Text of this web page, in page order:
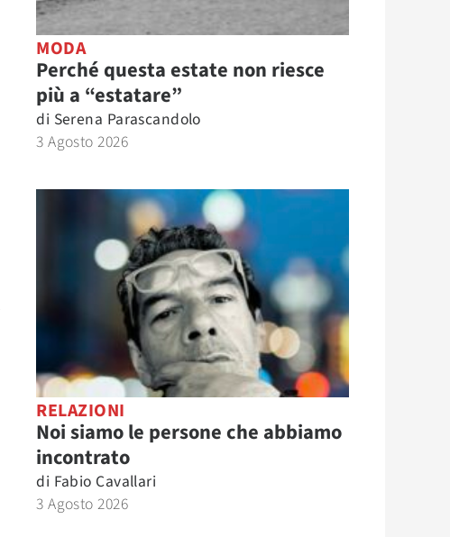
MODA
Perché questa estate non riesce
più a “estatare”
di Serena Parascandolo
3 Agosto 2026
RELAZIONI
Noi siamo le persone che abbiamo
incontrato
di Fabio Cavallari
3 Agosto 2026